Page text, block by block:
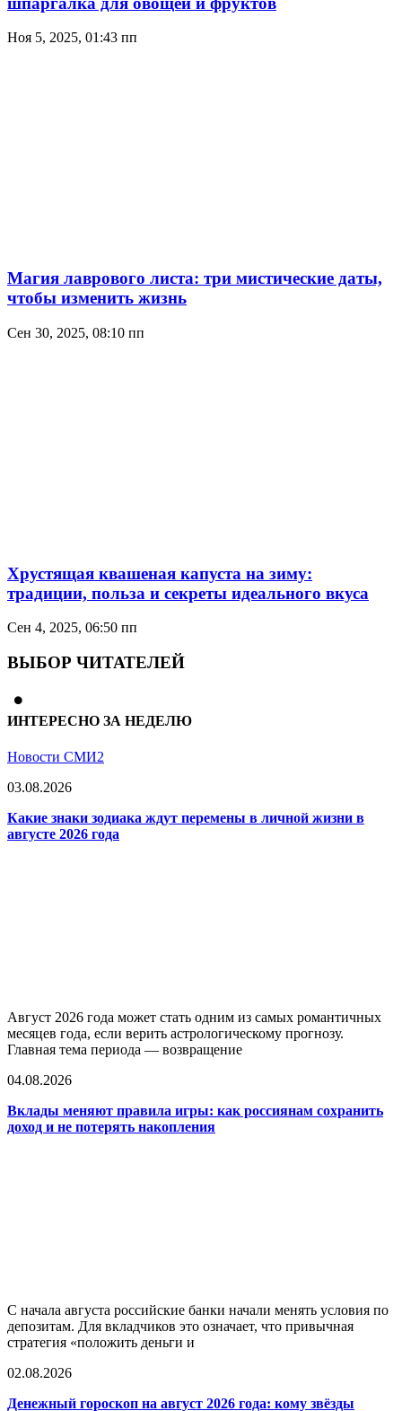
Ноя 5, 2025, 01:43 пп
Магия лаврового листа: три мистические даты,
чтобы изменить жизнь
Сен 30, 2025, 08:10 пп
Хрустящая квашеная капуста на зиму:
традиции, польза и секреты идеального вкуса
Сен 4, 2025, 06:50 пп
ВЫБОР ЧИТАТЕЛЕЙ
ИНТЕРЕСНО ЗА НЕДЕЛЮ
Новости СМИ2
03.08.2026
Какие знаки зодиака ждут перемены в личной жизни в
августе 2026 года
Август 2026 года может стать одним из самых романтичных
месяцев года, если верить астрологическому прогнозу.
Главная тема периода — возвращение
04.08.2026
Вклады меняют правила игры: как россиянам сохранить
доход и не потерять накопления
С начала августа российские банки начали менять условия по
депозитам. Для вкладчиков это означает, что привычная
стратегия «положить деньги и
02.08.2026
Денежный гороскоп на август 2026 года: кому звёзды